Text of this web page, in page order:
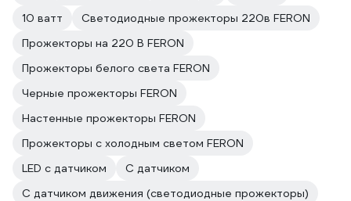
10 ватт
Светодиодные прожекторы 220в FERON
Прожекторы на 220 В FERON
Прожекторы белого света FERON
Черные прожекторы FERON
Настенные прожекторы FERON
Прожекторы с холодным светом FERON
LED с датчиком
С датчиком
С датчиком движения (светодиодные прожекторы)